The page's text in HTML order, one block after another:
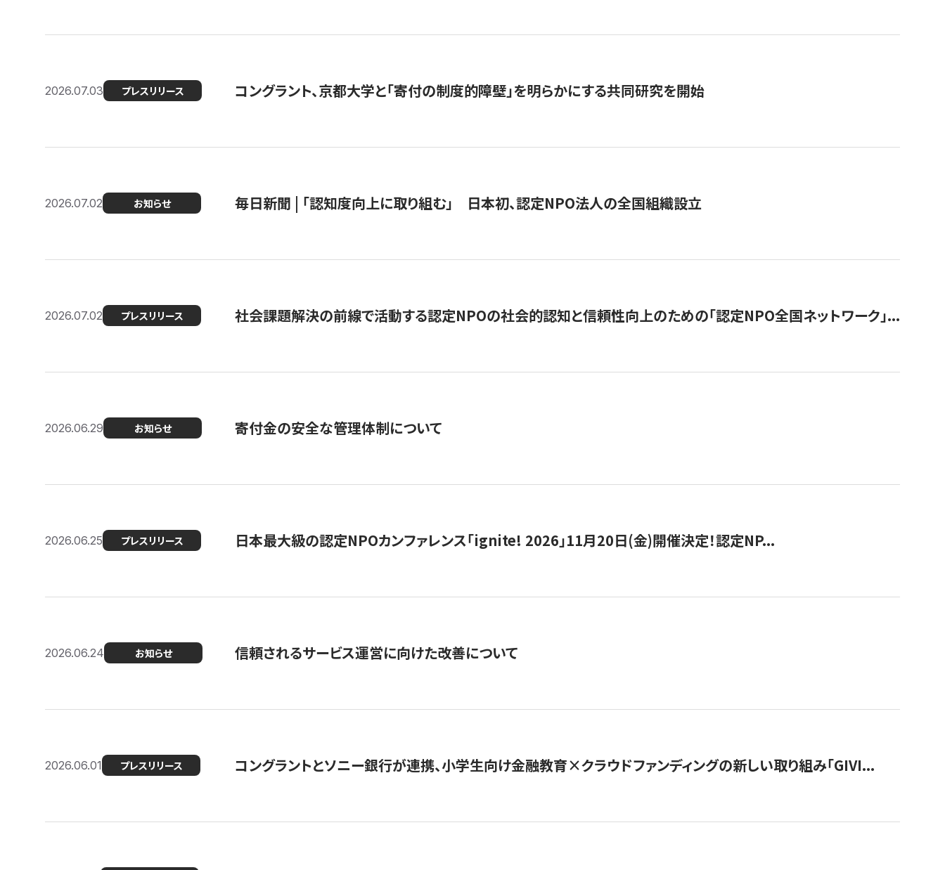
2026.07.03 プレスリリース コングラント、京都大学と「寄付の制度的障壁」を明らかにする共同研究を開始
2026.07.02 お知らせ 毎日新聞 | 「認知度向上に取り組む」 日本初、認定NPO法人の全国組織設立
2026.07.02 プレスリリース 社会課題解決の前線で活動する認定NPOの社会的認知と信頼性向上のための「認定NPO全国ネットワーク」...
2026.06.29 お知らせ 寄付金の安全な管理体制について
2026.06.25 プレスリリース 日本最大級の認定NPOカンファレンス「ignite! 2026」11月20日(金)開催決定！認定NP...
2026.06.24 お知らせ 信頼されるサービス運営に向けた改善について
2026.06.01 プレスリリース コングラントとソニー銀行が連携、小学生向け金融教育×クラウドファンディングの新しい取り組み「GIVI...